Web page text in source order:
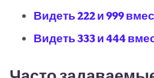
Видеть 222 и 999
Видеть 333 и 444